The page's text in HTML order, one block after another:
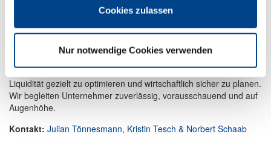
Cookies zulassen
Nur notwendige Cookies verwenden
DEHOGA-Partner profitieren von persönlicher Betreuung,
praxisnahen Lösungen und langjähriger Erfahrung bei
steuerlichen und betriebswirtschaftlichen Fragestellungen. Durch
laufende Informationen zu gesetzlichen Änderungen und
branchenspezifischen Entwicklungen unterstützen wir
Unternehmer dabei, steuerliche Vorteile frühzeitig zu erkennen,
Liquidität gezielt zu optimieren und wirtschaftlich sicher zu planen.
Wir begleiten Unternehmer zuverlässig, vorausschauend und auf
Augenhöhe.
Kontakt: Julian Tönnesmann, Kristin Tesch & Norbert Schaab